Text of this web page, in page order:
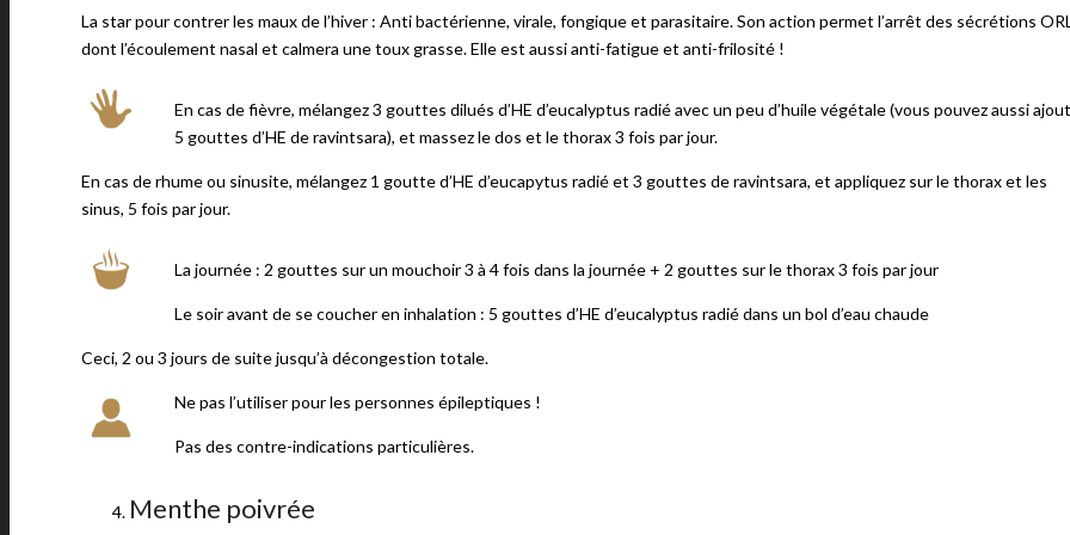
La star pour contrer les maux de l’hiver : Anti bactérienne, virale, fongique et parasitaire. Son action permet l’arrêt des sécrétions
dont l’écoulement nasal et calmera une toux grasse. Elle est aussi anti-fatigue et anti-frilosité !
En cas de fièvre, mélangez 3 gouttes dilués d’HE d’eucalyptus radié avec un peu d’huile végétale (vous pouvez aussi
5 gouttes d’HE de ravintsara), et massez le dos et le thorax 3 fois par jour.
En cas de rhume ou sinusite, mélangez 1 goutte d’HE d’eucapytus radié et 3 gouttes de ravintsara, et appliquez sur le thorax et les
sinus, 5 fois par jour.
La journée : 2 gouttes sur un mouchoir 3 à 4 fois dans la journée + 2 gouttes sur le thorax 3 fois par jour
Le soir avant de se coucher en inhalation : 5 gouttes d’HE d’eucalyptus radié dans un bol d’eau chaude
Ceci, 2 ou 3 jours de suite jusqu’à décongestion totale.
Ne pas l’utiliser pour les personnes épileptiques !
Pas des contre-indications particulières.
Menthe poivrée